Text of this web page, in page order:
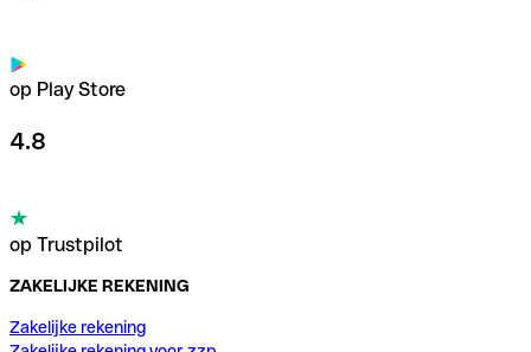
op Play Store
4.8
op Trustpilot
ZAKELIJKE REKENING
Zakelijke rekening